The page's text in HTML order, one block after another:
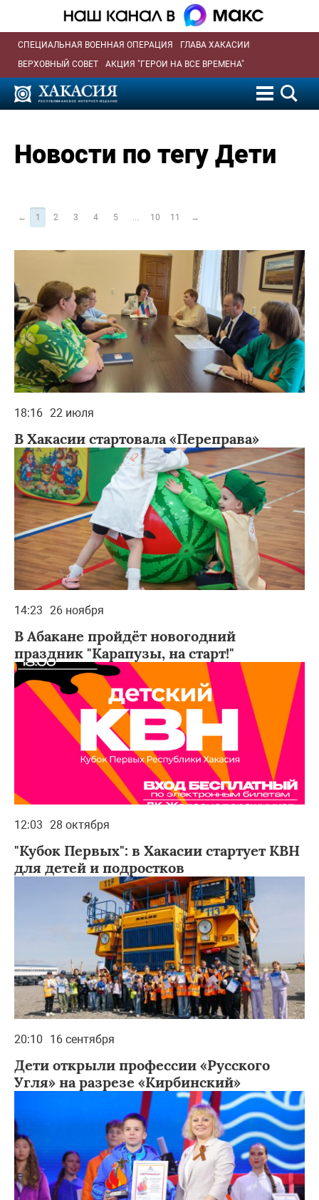
СПЕЦИАЛЬНАЯ ВОЕННАЯ ОПЕРАЦИЯ
ГЛАВА ХАКАСИИ
ВЕРХОВНЫЙ СОВЕТ
АКЦИЯ "ГЕРОИ НА ВСЕ ВРЕМЕНА"
Новости по тегу Дети
← 1 2 3 4 5 10 11 →
18:16 22 июля
В Хакасии стартовала «Переправа»
14:23 26 ноября
В Абакане пройдёт новогодний
праздник "Карапузы, на старт!"
12:03 28 октября
"Кубок Первых": в Хакасии стартует КВН
для детей и подростков
20:10 16 сентября
Дети открыли профессии «Русского
Угля» на разрезе «Кирбинский»